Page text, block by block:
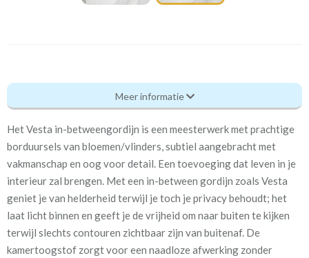
In_4826-10 Anthea - Vesta nature
Eigenschappen gordijnstof
Artikelnummer
In_4826-10 Anthea - Vesta
nature
Kamerhoog 300 cm
Meestal eerder, maar houd
rekening met
circa 2-3 weken
Meer informatie
Het Vesta in-betweengordijn is een meesterwerk met prachtige
borduursels van bloemen/vlinders, subtiel aangebracht met
vakmanschap en oog voor detail. Een toevoeging dat leven in je
interieur zal brengen. Met een in-between gordijn zoals Vesta
geniet je van helderheid terwijl je toch je privacy behoudt; het
laat licht binnen en geeft je de vrijheid om naar buiten te kijken
terwijl slechts contouren zichtbaar zijn van buitenaf. De
kamertoogstof zorgt voor een naadloze afwerking zonder